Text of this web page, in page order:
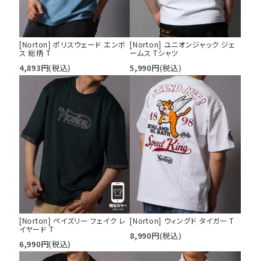
[Norton] ポリスウェード エンボ
ス 総柄 T
4,893円(税込)
[Norton] ユニオンジャック ジェ
ームス Tシャツ
5,990円(税込)
[Norton] ペイズリー フェイク レ
イヤード T
6,990円(税込)
[Norton] ウィングド タイガー T
8,990円(税込)